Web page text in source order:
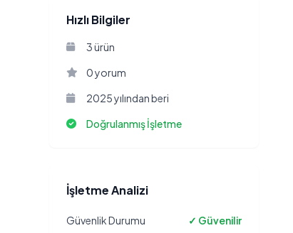
Hızlı Bilgiler
3 ürün
0 yorum
2025 yılından beri
Doğrulanmış İşletme
İşletme Analizi
Güvenlik Durumu ✓ Güvenilir